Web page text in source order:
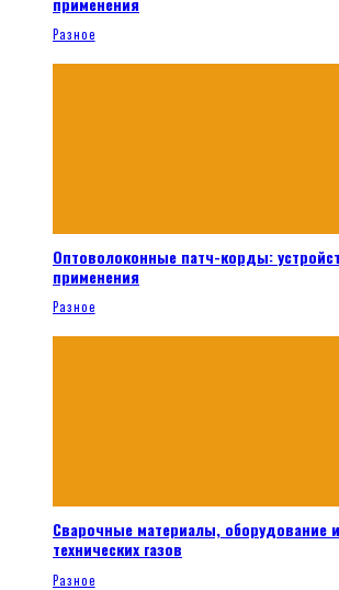
Разное
Оптоволоконные патч-корды:
применения
Разное
Сварочные материалы, оборудование
технических газов
Разное